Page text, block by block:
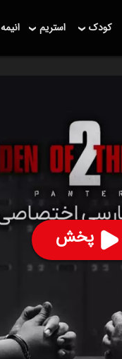
کودک استریم انیمه
پخش